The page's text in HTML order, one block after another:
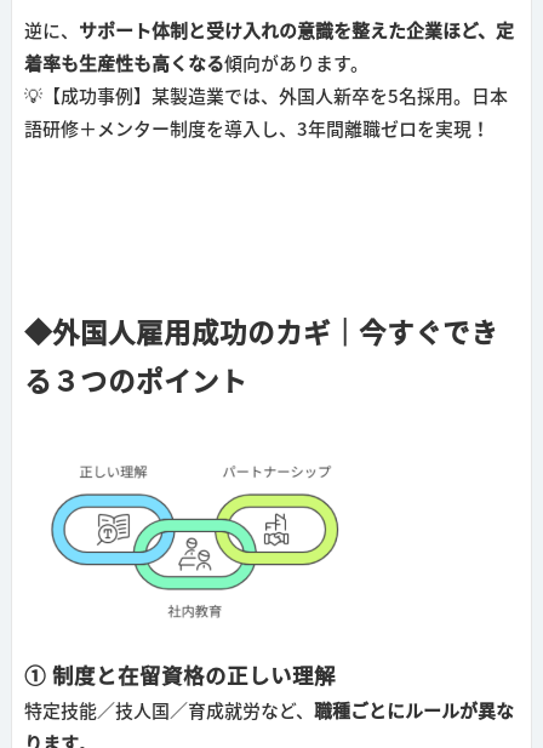
逆に、 サポート体制と受け入れの意識を整えた企業ほど、定
着率も生産性も高くなる傾向があります。
💡【成功事例】某製造業では、外国人新卒を5名採用。日本
語研修＋メンター制度を導入し、3年間離職ゼロを実現！
◆外国人雇用成功のカギ｜今すぐでき
る３つのポイント
① 制度と在留資格の正しい理解
特定技能／技人国／育成就労など、 職種ごとにルールが異な
ります。